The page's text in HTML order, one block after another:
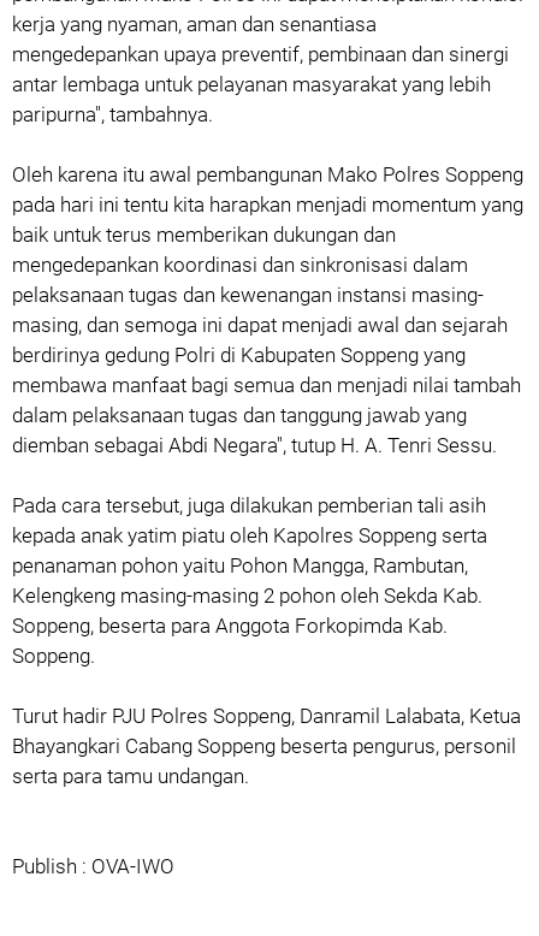
kerja yang nyaman, aman dan senantiasa
mengedepankan upaya preventif, pembinaan dan sinergi
antar lembaga untuk pelayanan masyarakat yang lebih
paripurna", tambahnya.
Oleh karena itu awal pembangunan Mako Polres Soppeng
pada hari ini tentu kita harapkan menjadi momentum yang
baik untuk terus memberikan dukungan dan
mengedepankan koordinasi dan sinkronisasi dalam
pelaksanaan tugas dan kewenangan instansi masing-
masing, dan semoga ini dapat menjadi awal dan sejarah
berdirinya gedung Polri di Kabupaten Soppeng yang
membawa manfaat bagi semua dan menjadi nilai tambah
dalam pelaksanaan tugas dan tanggung jawab yang
diemban sebagai Abdi Negara", tutup H. A. Tenri Sessu.
Pada cara tersebut, juga dilakukan pemberian tali asih
kepada anak yatim piatu oleh Kapolres Soppeng serta
penanaman pohon yaitu Pohon Mangga, Rambutan,
Kelengkeng masing-masing 2 pohon oleh Sekda Kab.
Soppeng, beserta para Anggota Forkopimda Kab.
Soppeng.
Turut hadir PJU Polres Soppeng, Danramil Lalabata, Ketua
Bhayangkari Cabang Soppeng beserta pengurus, personil
serta para tamu undangan.
Publish : OVA-IWO